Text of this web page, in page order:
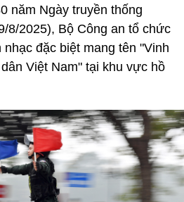
năm Ngày truyền thống
8/2025), Bộ Công an tổ chức
đặc biệt mang tên "Vinh
Việt Nam" tại khu vực hồ